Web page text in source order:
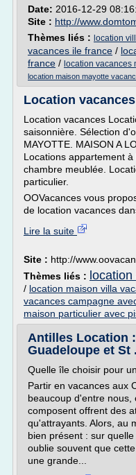
Date: 2016-12-29
Site : http://
Thèmes liés : location
vacances ile france /
france / location vacances
location maison mayotte
Location
Location vacances
saisonnière. Sélection
MAYOTTE. MAISON A
Locations appartement
chambre meublée.
particulier.
OOVacances vous
de location vacances
Lire la suite
Site : http://
Thèmes liés :
/ location maison villa
vacances campagne
maison particulier avec
Antilles Location
Guadeloupe et St
Quelle île choisir pour
Partir en vacances aux
beaucoup d'entre nous,
composent offrent des
qu'attrayants. Alors, au
bien présent : sur
oublie souvent que
une grande...